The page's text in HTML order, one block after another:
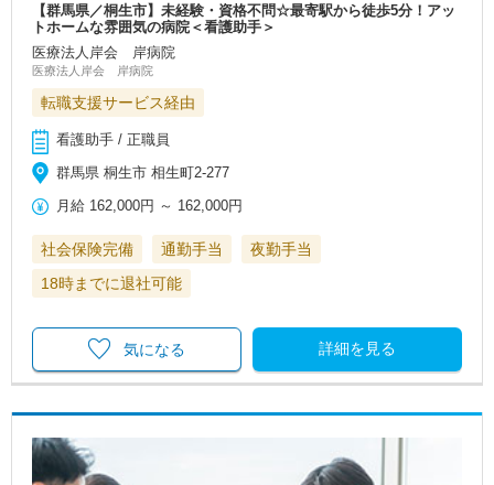
【群馬県／桐生市】未経験・資格不問☆最寄駅から徒歩5分！アッ
トホームな雰囲気の病院＜看護助手＞
医療法人岸会 岸病院
医療法人岸会 岸病院
転職支援サービス経由
看護助手 / 正職員
群馬県 桐生市 相生町2-277
月給 162,000円 ～ 162,000円
社会保険完備 通勤手当
夜勤手当
18時までに退社可能
詳細を見る
気になる